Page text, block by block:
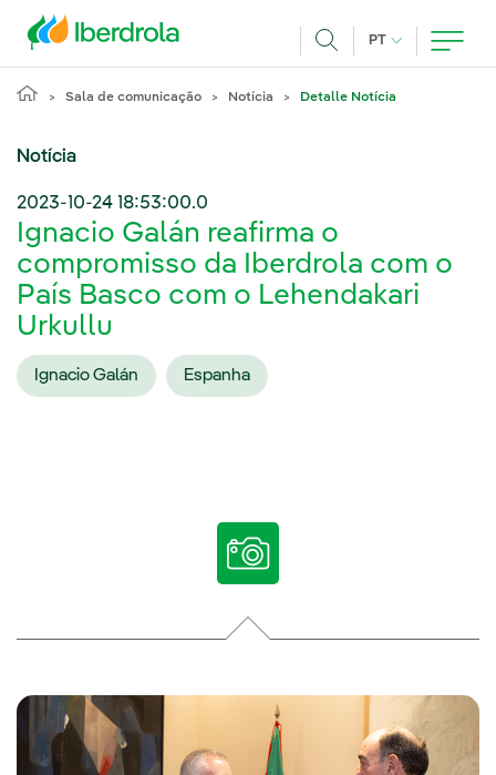
PT IDIOMA ATUAL,
Sala de comunicação Notícia Detalle Notícia
Notícia
2023-10-24 18:53:00.0
Ignacio Galán reafirma o
compromisso da Iberdrola com o
País Basco com o Lehendakari
Urkullu
Ignacio Galán Espanha